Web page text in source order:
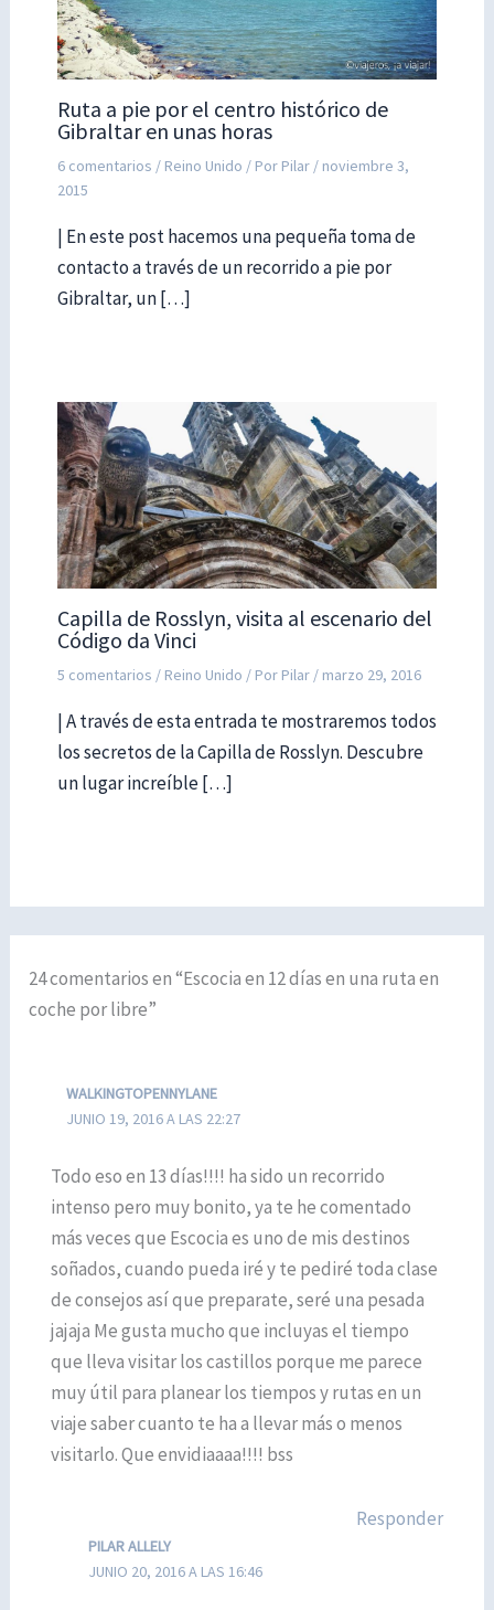
Ruta a pie por el centro histórico de
Gibraltar en unas horas
6 comentarios / Reino Unido / Por Pilar / noviembre 3,
2015
| En este post hacemos una pequeña toma de
contacto a través de un recorrido a pie por
Gibraltar, un […]
Capilla de Rosslyn, visita al escenario del
Código da Vinci
5 comentarios / Reino Unido / Por Pilar / marzo 29, 2016
| A través de esta entrada te mostraremos todos
los secretos de la Capilla de Rosslyn. Descubre
un lugar increíble […]
24 comentarios en “Escocia en 12 días en una ruta en
coche por libre”
WALKINGTOPENNYLANE
JUNIO 19, 2016 A LAS 22:27
Todo eso en 13 días!!!! ha sido un recorrido
intenso pero muy bonito, ya te he comentado
más veces que Escocia es uno de mis destinos
soñados, cuando pueda iré y te pediré toda clase
de consejos así que preparate, seré una pesada
jajaja Me gusta mucho que incluyas el tiempo
que lleva visitar los castillos porque me parece
muy útil para planear los tiempos y rutas en un
viaje saber cuanto te ha a llevar más o menos
visitarlo. Que envidiaaaa!!!! bss
Responder
PILAR ALLELY
JUNIO 20, 2016 A LAS 16:46